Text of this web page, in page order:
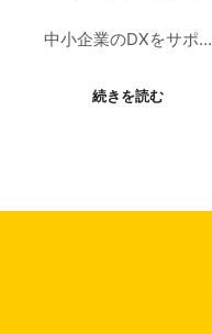
中小企業のDXをサポ…
続きを読む